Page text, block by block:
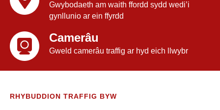
Gwybodaeth am waith ffordd sydd wedi’i
gynllunio ar ein ffyrdd
Camerâu
Gweld camerâu traffig ar hyd eich llwybr
RHYBUDDION TRAFFIG BYW